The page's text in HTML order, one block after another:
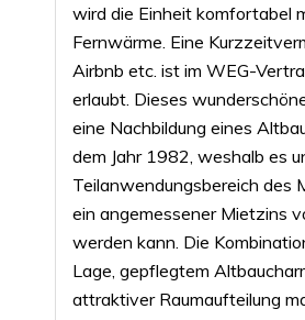
wird die Einheit komfortabel
Fernwärme. Eine
Airbnb etc. ist im WEG-
erlaubt. Dieses
eine Nachbildung eines
dem Jahr 1982, weshalb es
Teilanwendungsbereich des
ein angemessener Mietzins
werden kann. Die
Lage, gepflegtem
attraktiver Raumaufteilung